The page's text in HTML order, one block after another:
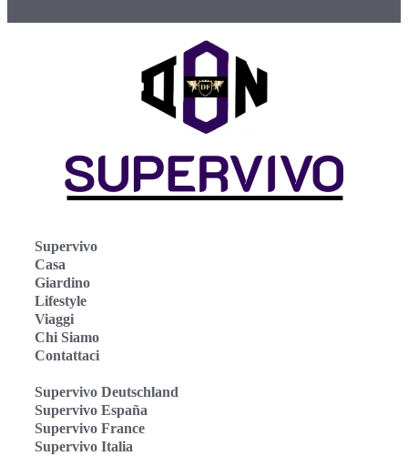
Supervivo
Casa
Giardino
Lifestyle
Viaggi
Chi Siamo
Contattaci
Supervivo Deutschland
Supervivo España
Supervivo France
Supervivo Italia